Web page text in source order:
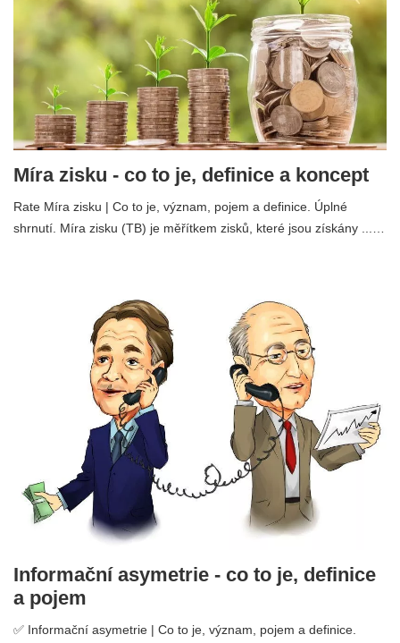
Míra zisku - co to je, definice a koncept
Rate Míra zisku | Co to je, význam, pojem a definice. Úplné
shrnutí. Míra zisku (TB) je měřítkem zisků, které jsou získány ...…
Informační asymetrie - co to je, definice
a pojem
✅ Informační asymetrie | Co to je, význam, pojem a definice.